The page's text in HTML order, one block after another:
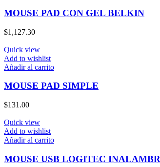
MOUSE PAD CON GEL BELKIN
$1,127.30
Quick view
Add to wishlist
Añadir al carrito
MOUSE PAD SIMPLE
$131.00
Quick view
Add to wishlist
Añadir al carrito
MOUSE USB LOGITEC